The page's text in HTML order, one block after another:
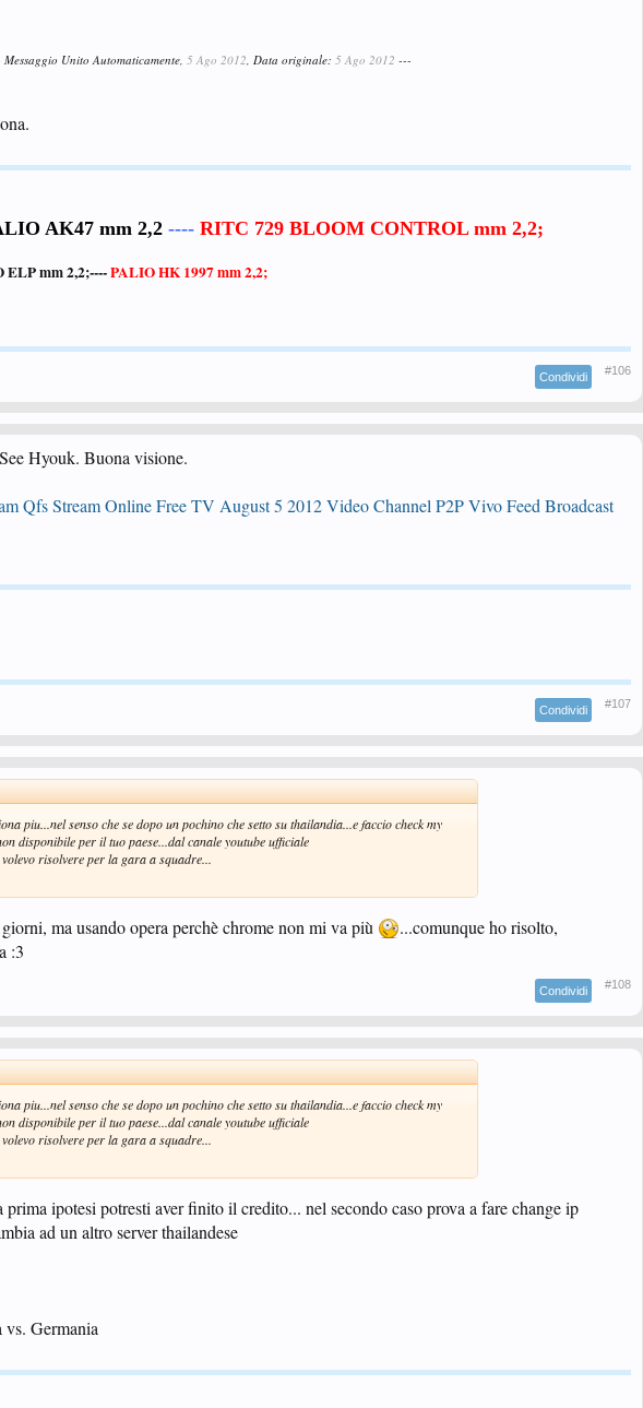
Unito Automaticamente, 5 Ago 2012, Data originale: 5 Ago 2012 ---
AK47 mm 2,2 ---- RITC 729 BLOOM CONTROL mm 2,2;
mm 2,2;----PALIO HK 1997 mm 2,2;
Condividi #106
Hyouk. Buona visione.
Qfs Stream Online Free TV August 5 2012 Video Channel P2P Vivo Feed Broadcast
Condividi #107
piu...nel senso che se dopo un pochino che setto su thailandia...e faccio check my
disponibile per il tuo paese...dal canale youtube ufficiale
risolvere per la gara a squadre...
ma usando opera perchè chrome non mi va più
...comunque ho risolto,
:3
Condividi #108
piu...nel senso che se dopo un pochino che setto su thailandia...e faccio check my
disponibile per il tuo paese...dal canale youtube ufficiale
risolvere per la gara a squadre...
ipotesi potresti aver finito il credito... nel secondo caso prova a fare change ip
ad un altro server thailandese
Germania